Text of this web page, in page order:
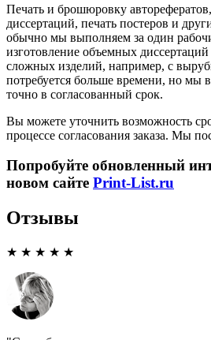
Печать и брошюровку
диссертаций, печать постеров и
обычно мы выполняем за один
изготовление объемных
сложных изделий, например, с
потребуется больше времени, но мы
точно в согласованный срок.
Вы можете уточнить возможность
процессе согласования заказа. Мы
Попробуйте обновленный
новом сайте Print-List.ru
Отзывы
★ ★ ★ ★ ★